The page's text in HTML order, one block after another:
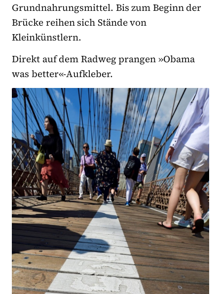
Grundnahrungsmittel. Bis zum Beginn der
Brücke reihen sich Stände von
Kleinkünstlern.
Direkt auf dem Radweg prangen »Obama
was better«-Aufkleber.